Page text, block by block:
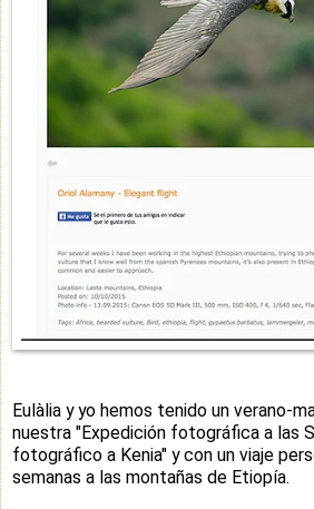
Eulàlia y yo hemos tenido un verano-
nuestra "Expedición fotográfica a las
fotográfico a Kenia" y con un viaje
semanas a las montañas de Etiopía.